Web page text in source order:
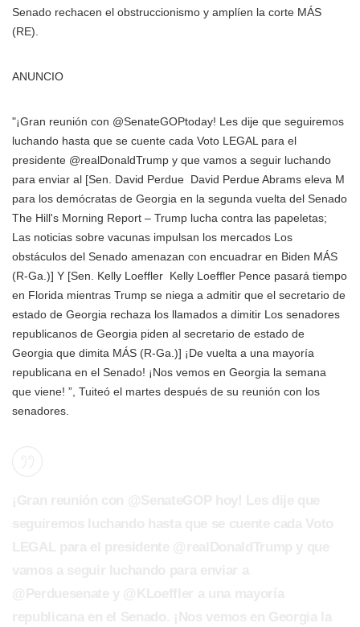
Senado rechacen el obstruccionismo y amplíen la corte MÁS
(RE).
ANUNCIO
"¡Gran reunión con @SenateGOPtoday! Les dije que seguiremos
luchando hasta que se cuente cada Voto LEGAL para el
presidente @realDonaldTrump y que vamos a seguir luchando
para enviar al [Sen. David Perdue David Perdue Abrams eleva M
para los demócratas de Georgia en la segunda vuelta del Senado
The Hill's Morning Report – Trump lucha contra las papeletas;
Las noticias sobre vacunas impulsan los mercados Los
obstáculos del Senado amenazan con encuadrar en Biden MÁS
(R-Ga.)] Y [Sen. Kelly Loeffler Kelly Loeffler Pence pasará tiempo
en Florida mientras Trump se niega a admitir que el secretario de
estado de Georgia rechaza los llamados a dimitir Los senadores
republicanos de Georgia piden al secretario de estado de
Georgia que dimita MÁS (R-Ga.)] ¡De vuelta a una mayoría
republicana en el Senado! ¡Nos vemos en Georgia la semana
que viene! ”, Tuiteó el martes después de su reunión con los
senadores.